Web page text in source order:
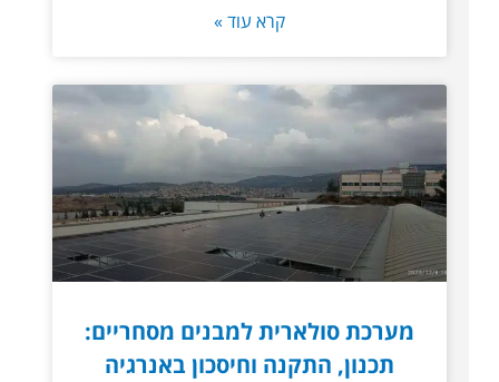
קרא עוד »
מערכת סולארית למבנים מסחריים:
תכנון, התקנה וחיסכון באנרגיה